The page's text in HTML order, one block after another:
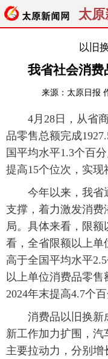
太原
聚
经济 关
旅游 理
看天下 晋
太原日报 太原
以旧
我省社会消费
来源： 太原日报
4月28日，从省商
品零售总额完成
国平均水平1.3个百
提高15个位次，实现
今年以来，我省
支撑，着力激发消
局。具体来看，限
看，全省限额以上单
高于全国平均水平
以上单位消费品零
2024年末提高4.7个百
消费品以旧换新
新工作加力扩围，
主要拉动力，分别增